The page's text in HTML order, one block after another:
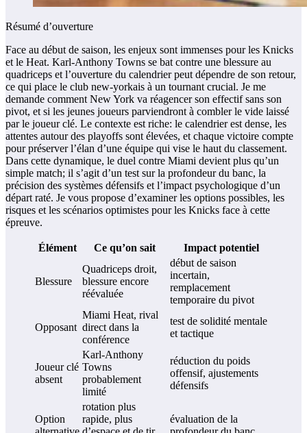
Résumé d’ouverture
Face au début de saison, les enjeux sont immenses pour les Knicks
et le Heat. Karl-Anthony Towns se bat contre une blessure au
quadriceps et l’ouverture du calendrier peut dépendre de son retour,
ce qui place le club new-yorkais à un tournant crucial. Je me
demande comment New York va réagencer son effectif sans son
pivot, et si les jeunes joueurs parviendront à combler le vide laissé
par le joueur clé. Le contexte est riche: le calendrier est dense, les
attentes autour des playoffs sont élevées, et chaque victoire compte
pour préserver l’élan d’une équipe qui vise le haut du classement.
Dans cette dynamique, le duel contre Miami devient plus qu’un
simple match; il s’agit d’un test sur la profondeur du banc, la
précision des systèmes défensifs et l’impact psychologique d’un
départ raté. Je vous propose d’examiner les options possibles, les
risques et les scénarios optimistes pour les Knicks face à cette
épreuve.
Élément Ce qu’on sait Impact potentiel
Blessure
Quadriceps droit,
blessure encore
réévaluée
début de saison
incertain,
remplacement
temporaire du pivot
Opposant
Miami Heat, rival
direct dans la
conférence
test de solidité mentale
et tactique
Joueur clé
absent
Karl-Anthony
Towns
probablement
limité
réduction du poids
offensif, ajustements
défensifs
Option
rotation plus
rapide, plus
évaluation de la